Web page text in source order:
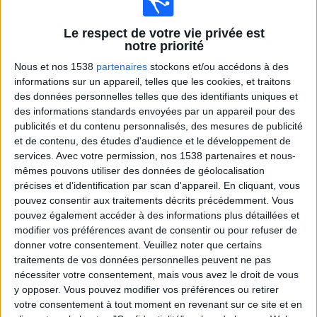
Le respect de votre vie privée est
notre priorité
Nous et nos 1538 partenaires stockons et/ou accédons à des
informations sur un appareil, telles que les cookies, et traitons
des données personnelles telles que des identifiants uniques et
des informations standards envoyées par un appareil pour des
publicités et du contenu personnalisés, des mesures de publicité
et de contenu, des études d'audience et le développement de
services. Avec votre permission, nos 1538 partenaires et nous-
mêmes pouvons utiliser des données de géolocalisation
précises et d’identification par scan d'appareil. En cliquant, vous
pouvez consentir aux traitements décrits précédemment. Vous
pouvez également accéder à des informations plus détaillées et
modifier vos préférences avant de consentir ou pour refuser de
donner votre consentement. Veuillez noter que certains
traitements de vos données personnelles peuvent ne pas
nécessiter votre consentement, mais vous avez le droit de vous
y opposer. Vous pouvez modifier vos préférences ou retirer
votre consentement à tout moment en revenant sur ce site et en
FFF TV YouTube Arkema Première Ligue YouTube
Samedi, 25/04/2026
21:00 Division 1 Féminine
Montpellier Féminine
Saint Etienne Feminine
CANAL+ Foot
FFF TV YouTube
Arkema Première Ligue YouTube
21:00 Division 1 Féminine
Strasbourg Alsace Feminine
Le Havre AC Féminine
CANAL+ Foot
FFF TV YouTube
Arkema Première Ligue YouTube
21:00 Division 1 Féminine